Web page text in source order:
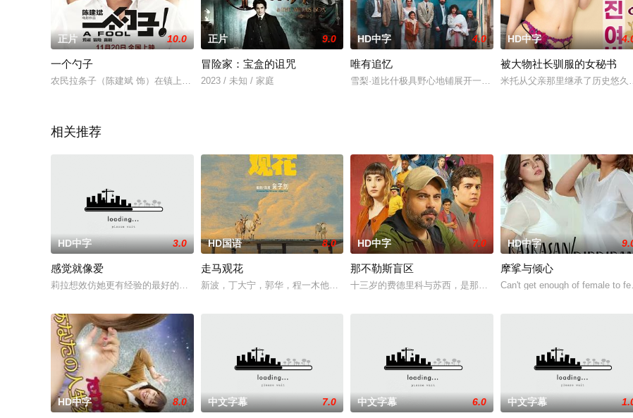
正片 10.0
一个勺子
农民拉条子（陈建斌 饰）在镇上遇到一个讨饭的傻子（金世佳 饰），傻子跟着他回了家。拉条子贴了寻人启示，不久有人认领了傻子。紧接着
正片 9.0
冒险家：宝盒的诅咒
2023 / 未知 / 家庭
HD中字 4.0
唯有追忆
雪梨·道比什极具野心地铺展开一个家族三代人的命运绘卷，横跨整
HD中字
被大物社长驯服的女秘书
米托从父亲那里继承了历史悠
相关推荐
HD中字 3.0
感觉就像爱
莉拉想效仿她更有经验的最好的朋友的性剥削。她盯着一个会“和任何人睡觉”的硬汉，并试图将自己插入他的世界，将自己置于危险的脆弱境地
HD国语 8.0
走马观花
新波，丁大宁，郭华，程一木他们毕业于同一所大学。他们和很多年轻人一样，自以为是，敏感错弱，没
HD中字 7.0
那不勒斯盲区
十三岁的费德里科与苏西，是那不勒斯两大死敌大佬的后代。突然
HD中字
摩挲与倾心
Can't get enough of female to
HD中字 8.0 中文字幕 7.0 中文字幕 6.0 中文字幕